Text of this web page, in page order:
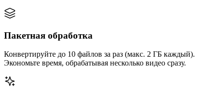
Пакетная обработка
Конвертируйте до 10 файлов за раз (макс. 2 ГБ каждый).
Экономьте время, обрабатывая несколько видео сразу.